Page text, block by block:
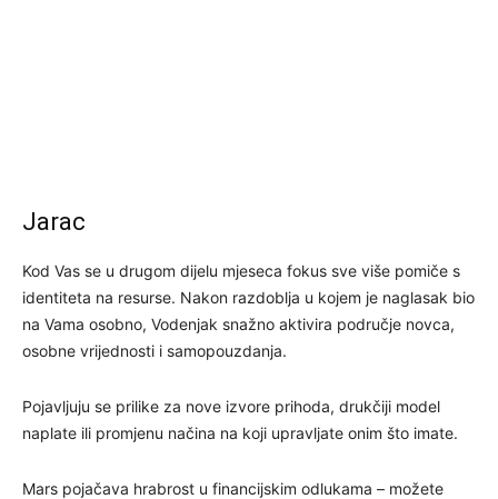
Jarac
Kod Vas se u drugom dijelu mjeseca fokus sve više pomiče s
identiteta na resurse. Nakon razdoblja u kojem je naglasak bio
na Vama osobno, Vodenjak snažno aktivira područje novca,
osobne vrijednosti i samopouzdanja.
Pojavljuju se prilike za nove izvore prihoda, drukčiji model
naplate ili promjenu načina na koji upravljate onim što imate.
Mars pojačava hrabrost u financijskim odlukama – možete